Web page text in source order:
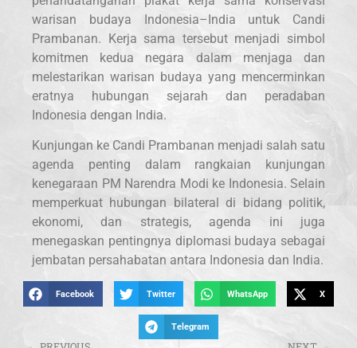
warisan budaya Indonesia–India untuk Candi
Prambanan. Kerja sama tersebut menjadi simbol
komitmen kedua negara dalam menjaga dan
melestarikan warisan budaya yang mencerminkan
eratnya hubungan sejarah dan peradaban
Indonesia dengan India.
Kunjungan ke Candi Prambanan menjadi salah satu
agenda penting dalam rangkaian kunjungan
kenegaraan PM Narendra Modi ke Indonesia. Selain
memperkuat hubungan bilateral di bidang politik,
ekonomi, dan strategis, agenda ini juga
menegaskan pentingnya diplomasi budaya sebagai
jembatan persahabatan antara Indonesia dan India.
Facebook Twitter WhatsApp X
Telegram